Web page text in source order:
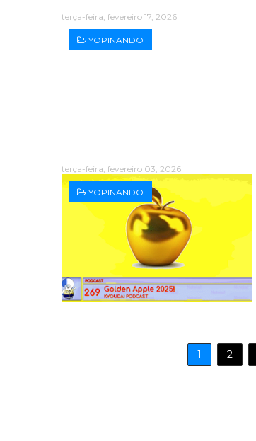
terça-feira, fevereiro 17, 2026
YOPINANDO
terça-feira, fevereiro 03, 2026
YOPINANDO
1 2